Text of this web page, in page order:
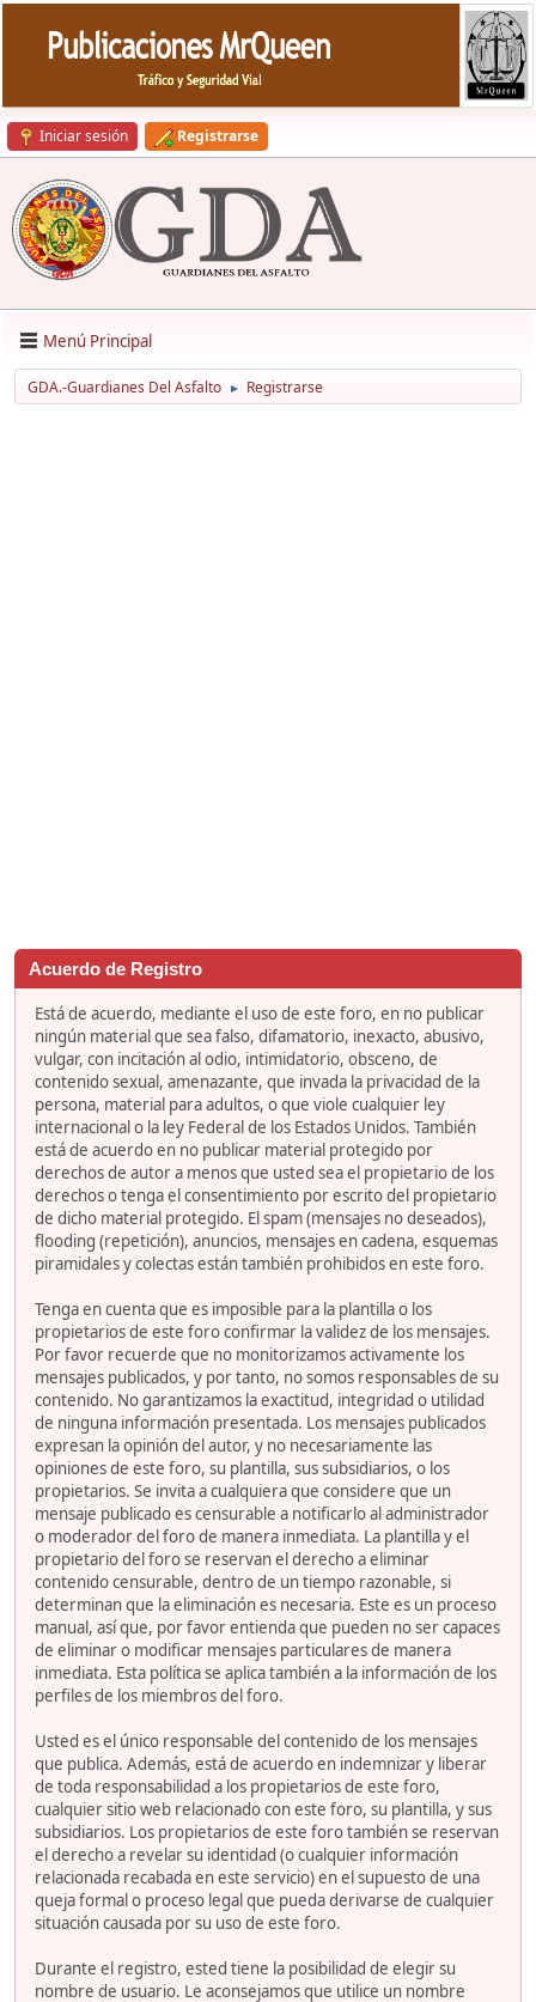
Iniciar sesión Registrarse
Menú Principal
GDA.-Guardianes Del Asfalto ► Registrarse
Acuerdo de Registro
Está de acuerdo, mediante el uso de este foro, en no publicar
ningún material que sea falso, difamatorio, inexacto, abusivo,
vulgar, con incitación al odio, intimidatorio, obsceno, de
contenido sexual, amenazante, que invada la privacidad de la
persona, material para adultos, o que viole cualquier ley
internacional o la ley Federal de los Estados Unidos. También
está de acuerdo en no publicar material protegido por
derechos de autor a menos que usted sea el propietario de los
derechos o tenga el consentimiento por escrito del propietario
de dicho material protegido. El spam (mensajes no deseados),
flooding (repetición), anuncios, mensajes en cadena, esquemas
piramidales y colectas están también prohibidos en este foro.
Tenga en cuenta que es imposible para la plantilla o los
propietarios de este foro confirmar la validez de los mensajes.
Por favor recuerde que no monitorizamos activamente los
mensajes publicados, y por tanto, no somos responsables de su
contenido. No garantizamos la exactitud, integridad o utilidad
de ninguna información presentada. Los mensajes publicados
expresan la opinión del autor, y no necesariamente las
opiniones de este foro, su plantilla, sus subsidiarios, o los
propietarios. Se invita a cualquiera que considere que un
mensaje publicado es censurable a notificarlo al administrador
o moderador del foro de manera inmediata. La plantilla y el
propietario del foro se reservan el derecho a eliminar
contenido censurable, dentro de un tiempo razonable, si
determinan que la eliminación es necesaria. Este es un proceso
manual, así que, por favor entienda que pueden no ser capaces
de eliminar o modificar mensajes particulares de manera
inmediata. Esta política se aplica también a la información de los
perfiles de los miembros del foro.
Usted es el único responsable del contenido de los mensajes
que publica. Además, está de acuerdo en indemnizar y liberar
de toda responsabilidad a los propietarios de este foro,
cualquier sitio web relacionado con este foro, su plantilla, y sus
subsidiarios. Los propietarios de este foro también se reservan
el derecho a revelar su identidad (o cualquier información
relacionada recabada en este servicio) en el supuesto de una
queja formal o proceso legal que pueda derivarse de cualquier
situación causada por su uso de este foro.
Durante el registro, ested tiene la posibilidad de elegir su
nombre de usuario. Le aconsejamos que utilice un nombre